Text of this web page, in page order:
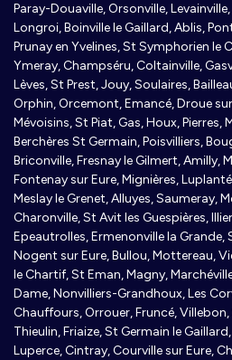
Paray-Douaville, Orsonville,
Longroi, Boinville le Gaillard, Ablis,
Prunay en Yvelines, St Symphorien le
Ymeray, Champséru, Coltainville,
Lèves, St Prest, Jouy, Soulaires,
Orphin, Orcemont, Emancé, Droue
Mévoisins, St Piat, Gas, Houx,
Berchères St Germain, Poisvilliers,
Briconville, Fresnay le Gilmert, Amilly,
Fontenay sur Eure, Mignières,
Meslay le Grenet, Alluyes, Saumeray,
Charonville, St Avit les Guespières,
Epeautrolles, Ermenonville la Grande,
Nogent sur Eure, Bullou, Mottereau,
le Chartif, St Eman, Magny,
Dame, Nonvilliers-Grandhoux, Les
Chauffours, Orrouer, Fruncé, Villebon,
Thieulin, Friaize, St Germain le
Luperce, Cintray, Courville sur Eure,